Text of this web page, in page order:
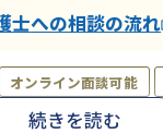
オンライン面談可能
19時以降電話可能
続きを読む
士への相談の流れ